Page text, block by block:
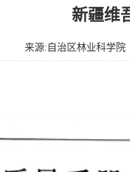
新疆维
来源:自治区林业科学院